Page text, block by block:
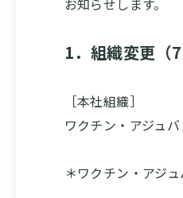
お知らせします。
1．組織変更（7
［本社組織］
ワクチン・アジュ
＊ワクチン・アジ